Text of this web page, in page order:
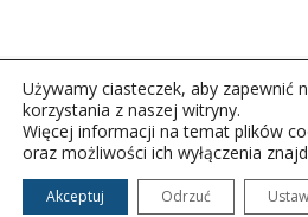
Copyright © 2026Polskie Radio
Wszelkie prawa zastrzeżone.
Używamy ciasteczek, aby zapewnić
korzystania z naszej witryny.
Więcej informacji na temat plików
oraz możliwości ich wyłączenia
Akceptuj Odrzuć